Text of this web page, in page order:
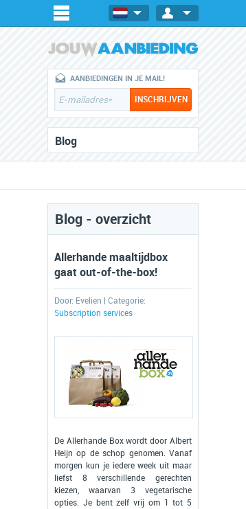
AANBIEDINGEN IN JE MAIL!
Blog
Blog - overzicht
Allerhande maaltijdbox
gaat out-of-the-box!
Door: Evelien | Categorie:
Subscription services
De Allerhande Box wordt door Albert
Heijn op de schop genomen. Vanaf
morgen kun je iedere week uit maar
liefst 8 verschillende gerechten
kiezen, waarvan 3 vegetarische
opties. Je bent zelf vrij om 1 tot 5